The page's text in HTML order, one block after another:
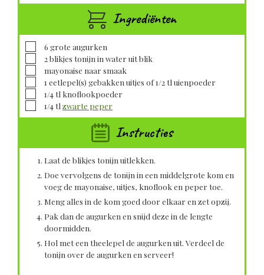
Ingrediënten
▢
6 grote augurken
▢
2 blikjes tonijn in water uit blik
▢
mayonaise naar smaak
▢1 eetlepel(s) gebakken uitjes of 1/2 tl uienpoeder
▢1/4tl knoflookpoeder
▢1/4tl zwarte peper
Instructies
Laat de blikjes tonijn uitlekken.
Doe vervolgens de tonijn in een middelgrote kom en
voeg de mayonaise, uitjes, knoflook en peper toe.
Meng alles in de kom goed door elkaar en zet opzij.
Pak dan de augurken en snijd deze in de lengte
doormidden.
Hol met een theelepel de augurken uit. Verdeel de
tonijn over de augurken en serveer!